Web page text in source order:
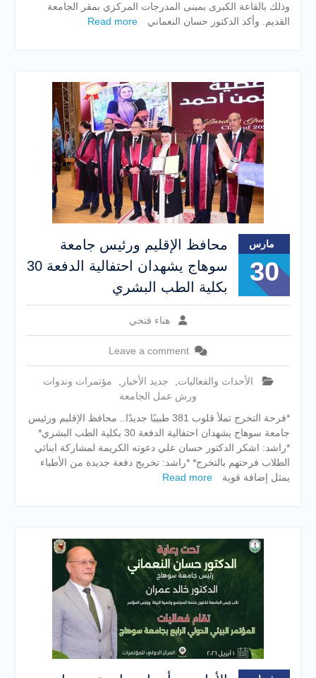
وذلك بالقاعة الكبرى بمبنى المدرجات المركزي بمقر الجامعة
القديم. وأكد الدكتور حسان النعماني
Read more
مارس
30
محافظ الإقليم ورئيس جامعة
سوهاج يشهدان احتفالية الدفعة 30
بكلية الطب البشري
هناء فتحي
Leave a comment
الأحداث والفعاليات جديد الأخبار
مؤتمرات وندوات
ورش عمل الجامعة
*فرحة التخرج تملأ قلوب 381 طبيبًا جديدًا.. محافظ الإقليم ورئيس
جامعة سوهاج يشهدان احتفالية الدفعة 30 بكلية الطب البشري*
*راشد: اشكر الدكتور حسان علي دعوته الكريمة لمشاركة ابنائي
الطلاب فرحتهم بالتخرج* *راشد: تخريج دفعة جديدة من الأطباء
يمثل إضافة قوية
Read more